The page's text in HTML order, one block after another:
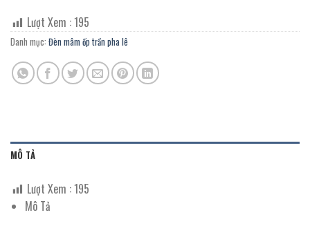
Lượt Xem :195
Danh mục: Đèn mâm ốp trần pha lê
MÔ TẢ
Lượt Xem :195
Mô Tả